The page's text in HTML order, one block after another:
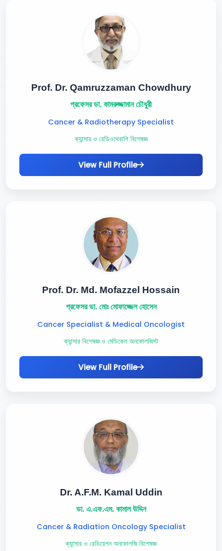
Prof. Dr. Qamruzzaman Chowdhury
প্রফেসর ডা. কামরুজ্জামান চৌধুরী
Cancer & Radiotherapy Specialist
ক্যান্সার ও রেডিওথেরাপি বিশেষজ্ঞ
View Full Profile
Prof. Dr. Md. Mofazzel Hossain
প্রফেসর ডা. মোঃ মোফাজ্জেল হোসেন
Cancer Specialist & Medical Oncologist
ক্যান্সার বিশেষজ্ঞ ও মেডিকেল অনকোলজিস্ট
View Full Profile
Dr. A.F.M. Kamal Uddin
ডা. এ.এফ.এম. কামাল উদ্দিন
Cancer & Radiation Oncology Specialist
ক্যান্সার ও রেডিয়েশন অনকোলজি বিশেষজ্ঞ